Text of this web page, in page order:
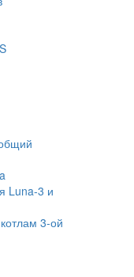
Luna-3 и
3-ой